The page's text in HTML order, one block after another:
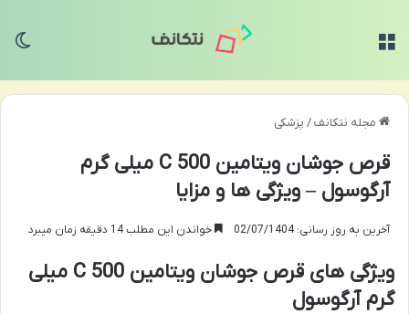
مجله نتکانف/ پزشکی
قرص جوشان ویتامین C 500 میلی گرم
آرگوسول – ویژگی ها و مزایا
آخرین به روز رسانی: 02/07/1404 خواندن این مطلب 14 دقیقه زمان میبرد
ویژگی های قرص جوشان ویتامین C 500 میلی
گرم آرگوسول